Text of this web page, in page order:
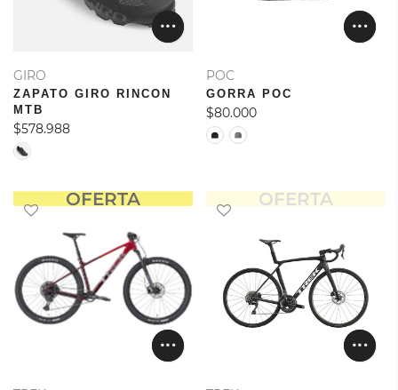
GIRO
ZAPATO GIRO RINCON
MTB
$578.988
POC
GORRA POC
$80.000
OFERTA OFERTA